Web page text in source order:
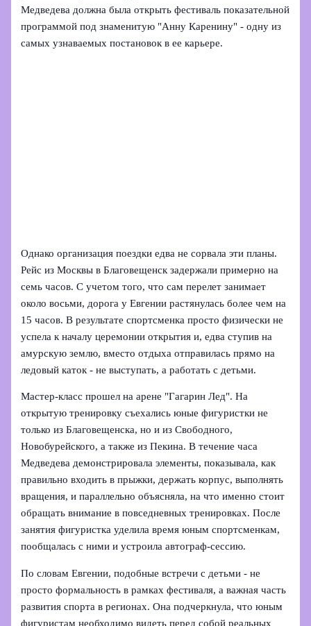
Медведева должна была открыть фестиваль показательной
программой под знаменитую "Анну Каренину" - одну из
самых узнаваемых постановок в ее карьере.
Однако организация поездки едва не сорвала эти планы.
Рейс из Москвы в Благовещенск задержали примерно на
семь часов. С учетом того, что сам перелет занимает
около восьми, дорога у Евгении растянулась более чем на
15 часов. В результате спортсменка просто физически не
успела к началу церемонии открытия и, едва ступив на
амурскую землю, вместо отдыха отправилась прямо на
ледовый каток - не выступать, а работать с детьми.
Мастер-класс прошел на арене "Гагарин Лед". На
открытую тренировку съехались юные фигуристки не
только из Благовещенска, но и из Свободного,
Новобурейского, а также из Пекина. В течение часа
Медведева демонстрировала элементы, показывала, как
правильно входить в прыжки, держать корпус, выполнять
вращения, и параллельно объясняла, на что именно стоит
обращать внимание в повседневных тренировках. После
занятия фигуристка уделила время юным спортсменкам,
пообщалась с ними и устроила автограф-сессию.
По словам Евгении, подобные встречи с детьми - не
просто формальность в рамках фестиваля, а важная часть
развития спорта в регионах. Она подчеркнула, что юным
фигуристам необходимо видеть перед собой реальных